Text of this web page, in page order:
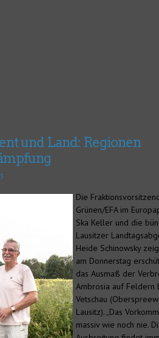
und Land: Regionen
Die
Grünen/EFA im
Ska Keller und die
Lausitzer
Heide Schinowsky
am Donnerstag
das Ausmaß der
Ambrosia auf Feldern
Vetschau
Lausitz). „Das
massiv wie noch nie.